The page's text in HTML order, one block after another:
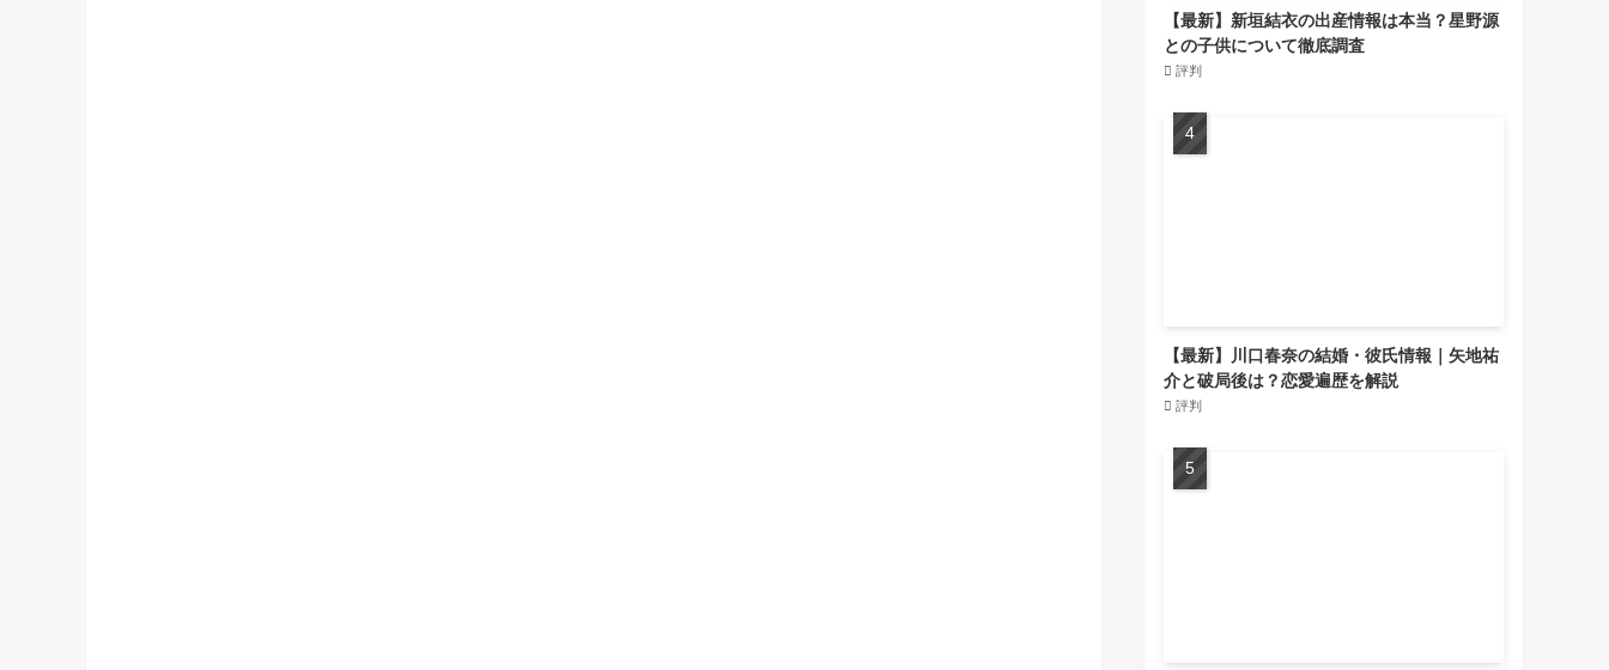
【最新】新垣結衣の出産情報は本当？星野源
との子供について徹底調査
評判
【最新】川口春奈の結婚・彼氏情報｜矢地祐
介と破局後は？恋愛遍歴を解説
評判